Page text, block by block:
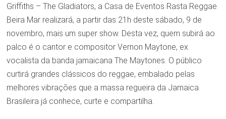
Griffiths – The Gladiators, a Casa de Eventos Rasta Reggae
Beira Mar realizará, a partir das 21h deste sábado, 9 de
novembro, mais um super show. Desta vez, quem subirá ao
palco é o cantor e compositor Vernon Maytone, ex
vocalista da banda jamaicana The Maytones. O público
curtirá grandes clássicos do reggae, embalado pelas
melhores vibrações que a massa regueira da Jamaica
Brasileira já conhece, curte e compartilha.